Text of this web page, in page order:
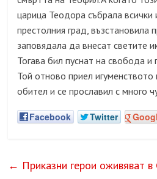
царица Теодора събрала всички
престолния град, възстановила
заповядала да внесат светите
Тогава бил пуснат на свобода
Той отново приел
обител и се прославил с много
Facebook Twitter
← Приказни герои оживяват